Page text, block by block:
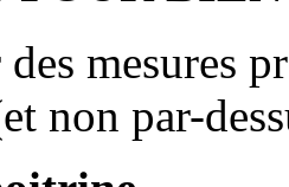
mesures
non par-